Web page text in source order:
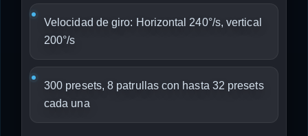
Velocidad de giro: Horizontal 240°/s, vertical
200°/s
300 presets, 8 patrullas con hasta 32 presets
cada una